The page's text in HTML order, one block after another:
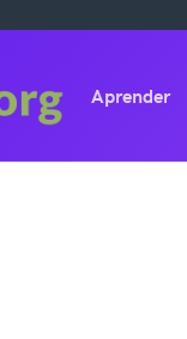
Aprender